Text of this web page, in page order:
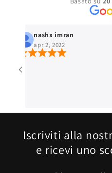
nashx imran
apr 2, 2022
Iscriviti alla
e ricevi uno